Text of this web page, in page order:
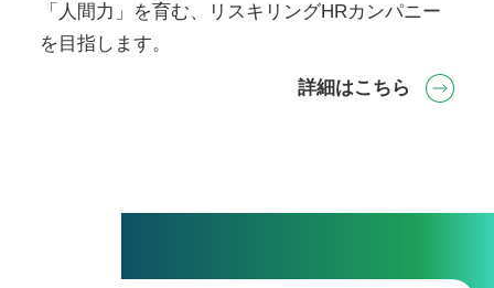
「人間力」を育む、リスキリングHRカンパニー
を目指します。
詳細はこちら